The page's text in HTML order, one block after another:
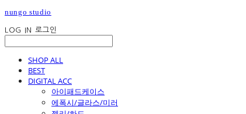
nungo studio
LOG IN 로그인
SHOP ALL
BEST
DIGITAL ACC
아이패드케이스
에폭시/글라스/미러